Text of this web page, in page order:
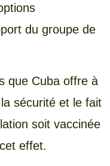
du groupe de
que Cuba offre à
la sécurité et le fait
soit vaccinée
effet.